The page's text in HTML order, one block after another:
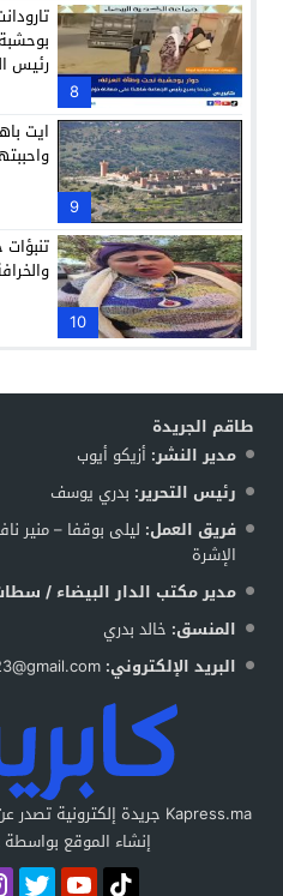
8
رئيس
9
ايت
10
طاقم الجريدة
مدير النشر: أزيكو أيوب
رئيس التحرير: بدري يوسف
فريق العمل: ليلى بوقفا – منير
الإشرة
مدير مكتب الدار البيضاء /
المنسق: خالد بدري
البريد الإلكتروني: kapress2023@gmail.com
إنشاء الموقع بواسطة Technopek